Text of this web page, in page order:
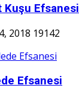
Kuşu Efsanesi
2018 19142
Efsanesi